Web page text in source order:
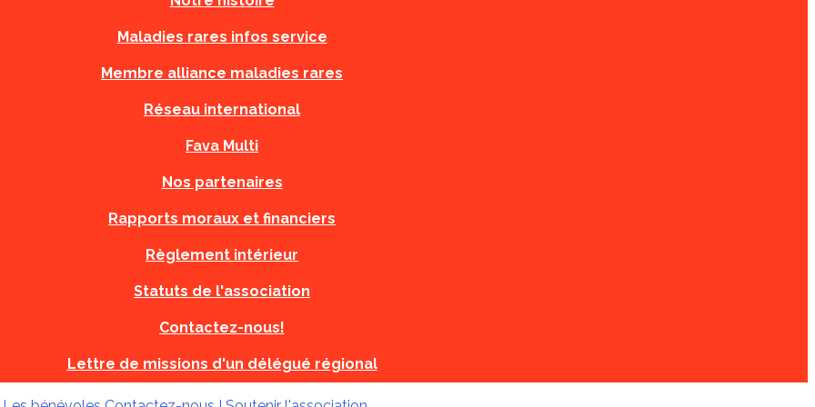
Maladies rares infos service
Membre alliance maladies rares
Réseau international
Fava Multi
Nos partenaires
Rapports moraux et financiers
Règlement intérieur
Statuts de l'association
Contactez-nous!
Lettre de missions d'un délégué régional